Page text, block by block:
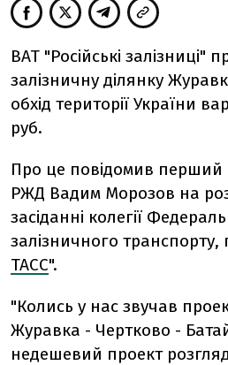
ВАТ "Російські залізниці"
залізничну ділянку
обхід території України
руб.
Про це повідомив перший
РЖД Вадим Морозов на
засіданні колегії
залізничного транспорту,
ТАСС".
"Колись у нас звучав
Журавка - Чертково -
недешевий проект